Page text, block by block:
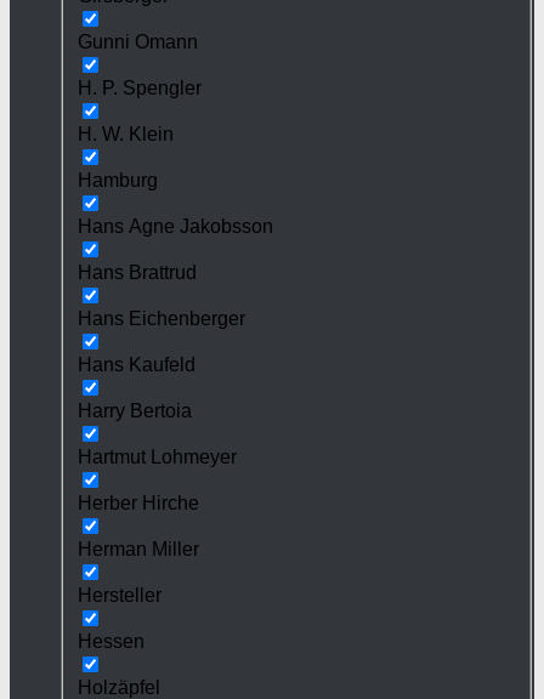
Gunni Omann
H. P. Spengler
H. W. Klein
Hamburg
Hans Agne Jakobsson
Hans Brattrud
Hans Eichenberger
Hans Kaufeld
Harry Bertoia
Hartmut Lohmeyer
Herber Hirche
Herman Miller
Hersteller
Hessen
Holzäpfel